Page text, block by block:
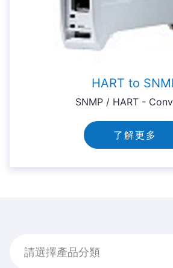
HART to
SNMP / HART -
了解更多
請選擇產品分類